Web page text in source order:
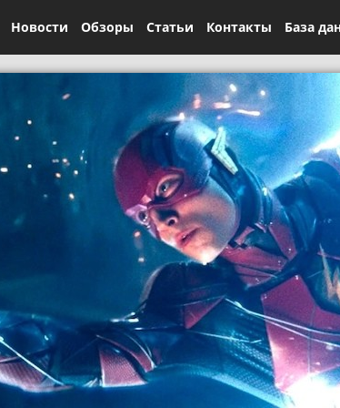
Новости Обзоры Статьи Контакты База